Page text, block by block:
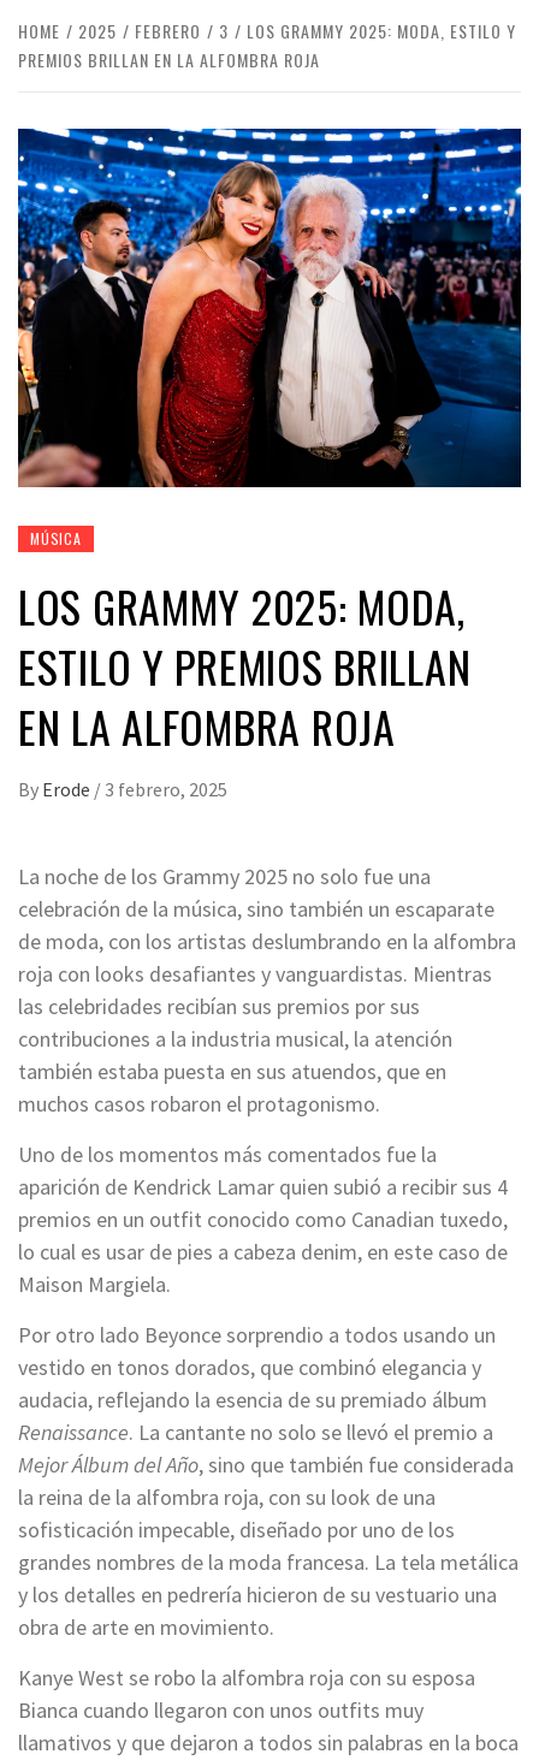
HOME 2025 FEBRERO 3
LOS GRAMMY 2025: MODA, ESTILO Y
PREMIOS BRILLAN EN LA ALFOMBRA ROJA
MÚSICA
LOS GRAMMY 2025: MODA,
ESTILO Y PREMIOS BRILLAN
EN LA ALFOMBRA ROJA
By Erode / 3 febrero, 2025
La noche de los Grammy 2025 no solo fue una
celebración de la música, sino también un escaparate
de moda, con los artistas deslumbrando en la alfombra
roja con looks desafiantes y vanguardistas. Mientras
las celebridades recibían sus premios por sus
contribuciones a la industria musical, la atención
también estaba puesta en sus atuendos, que en
muchos casos robaron el protagonismo.
Uno de los momentos más comentados fue la
aparición de Kendrick Lamar quien subió a recibir sus 4
premios en un outfit conocido como Canadian tuxedo,
lo cual es usar de pies a cabeza denim, en este caso de
Maison Margiela.
Por otro lado Beyonce sorprendio a todos usando un
vestido en tonos dorados, que combinó elegancia y
audacia, reflejando la esencia de su premiado álbum
Renaissance. La cantante no solo se llevó el premio a
Mejor Álbum del Año, sino que también fue considerada
la reina de la alfombra roja, con su look de una
sofisticación impecable, diseñado por uno de los
grandes nombres de la moda francesa. La tela metálica
y los detalles en pedrería hicieron de su vestuario una
obra de arte en movimiento.
Kanye West se robo la alfombra roja con su esposa
Bianca cuando llegaron con unos outfits muy
llamativos y que dejaron a todos sin palabras en la boca